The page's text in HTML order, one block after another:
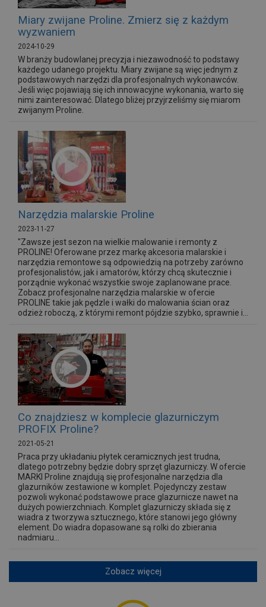
Miary zwijane Proline. Zmierz się z każdym
wyzwaniem
2024-10-29
W branży budowlanej precyzja i niezawodność to podstawy
każdego udanego projektu. Miary zwijane są więc jednym z
podstawowych narzędzi dla profesjonalnych wykonawców.
Jeśli więc pojawiają się ich innowacyjne wykonania, warto się
nimi zainteresować. Dlatego bliżej przyjrzeliśmy się miarom
zwijanym Proline.
Narzędzia malarskie Proline
2023-11-27
"Zawsze jest sezon na wielkie malowanie i remonty z
PROLINE! Oferowane przez markę akcesoria malarskie i
narzędzia remontowe są odpowiedzią na potrzeby zarówno
profesjonalistów, jak i amatorów, którzy chcą skutecznie i
porządnie wykonać wszystkie swoje zaplanowane prace.
Zobacz profesjonalne narzędzia malarskie w ofercie
PROLINE takie jak pędzle i wałki do malowania ścian oraz
odzież roboczą, z którymi remont pójdzie szybko, sprawnie i...
Co znajdziesz w komplecie glazurniczym
PROFIX Proline?
2021-05-21
Praca przy układaniu płytek ceramicznych jest trudna,
dlatego potrzebny będzie dobry sprzęt glazurniczy. W ofercie
MARKI Proline znajdują się profesjonalne narzędzia dla
glazurników zestawione w komplet. Pojedynczy zestaw
pozwoli wykonać podstawowe prace glazurnicze nawet na
dużych powierzchniach. Komplet glazurniczy składa się z
wiadra z tworzywa sztucznego, które stanowi jego główny
element. Do wiadra dopasowane są rolki do zbierania
nadmiaru...
Zobacz więcej